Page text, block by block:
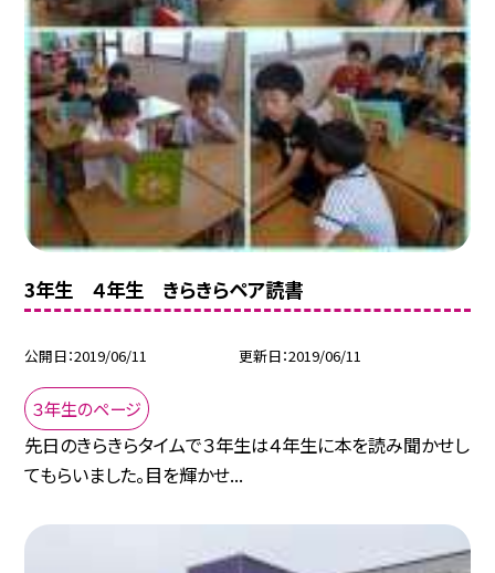
3年生 ４年生 きらきらペア読書
公開日 2019/06/11 更新日 2019/06/11
３年生のページ
先日のきらきらタイムで３年生は４年生に本を読み聞かせし
てもらいました。目を輝かせ...